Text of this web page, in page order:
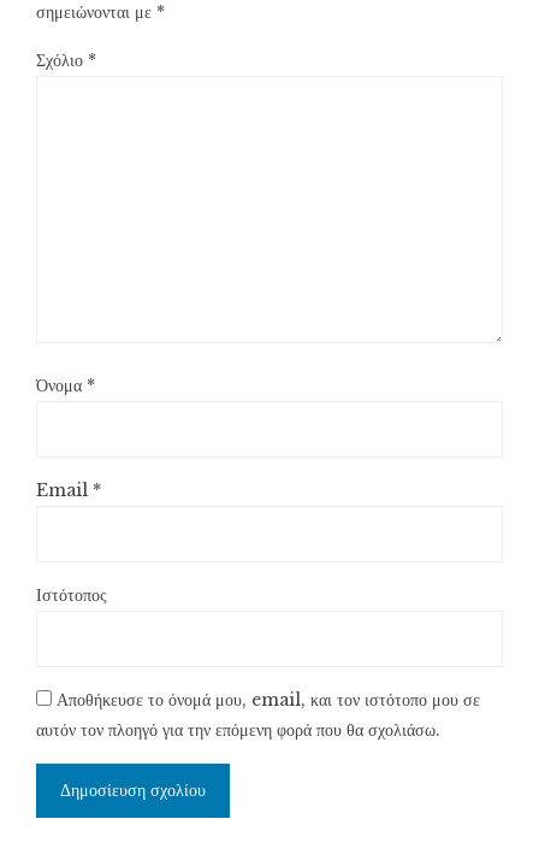
σημειώνονται με *
Σχόλιο *
Όνομα *
Email *
Ιστότοπος
Αποθήκευσε το όνομά μου, email, και τον ιστότοπο μου σε
αυτόν τον πλοηγό για την επόμενη φορά που θα σχολιάσω.